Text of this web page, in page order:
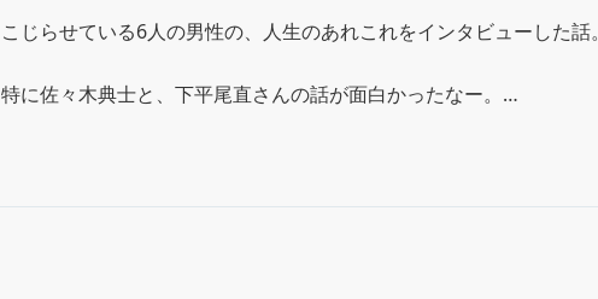
こじらせている6人の男性の、人生のあれこれをインタビューした話。
特に佐々木典士と、下平尾直さんの話が面白かったなー。